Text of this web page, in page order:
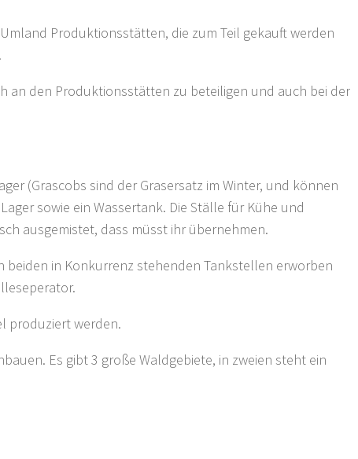
Produktionsstätten, die zum Teil gekauft werden
an den Produktionsstätten zu beteiligen und auch bei der
(Grascobs sind der Grasersatz im Winter, und können
sowie ein Wassertank. Die Ställe für Kühe und
ausgemistet, dass müsst ihr übernehmen.
in Konkurrenz stehenden Tankstellen erworben
produziert werden.
Es gibt 3 große Waldgebiete, in zweien steht ein